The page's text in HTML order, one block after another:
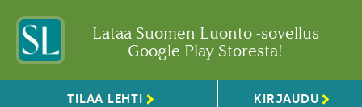
Lataa Suomen Luonto -sovellus
Google Play Storesta!
TILAA LEHTI KIRJAUDU